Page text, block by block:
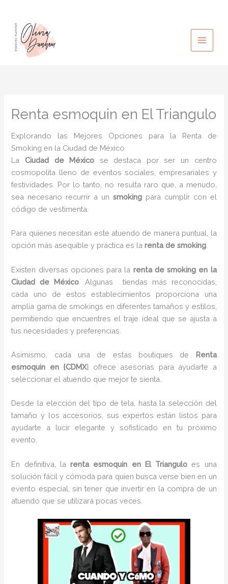
contenido
Renta esmoquin en El Triangulo
Explorando las Mejores Opciones para la Renta de
Smoking en la Ciudad de México
LaCiudad de México se destaca por ser un centro
cosmopolita lleno de eventos sociales, empresariales y
festividades. Por lo tanto, no resulta raro que, a menudo,
sea necesario recurrir a un smokingpara cumplir con el
código de vestimenta.
Para quienes necesitan este atuendo de manera puntual, la
opción más asequible y práctica es larenta de smoking
Existen diversas opciones para la renta de smoking en la
Ciudad de México . Algunas tiendas más reconocidas,
cada uno de estos establecimientos proporciona una
amplia gama de smokings en diferentes tamaños y estilos,
permitiendo que encuentres el traje ideal que se ajusta a
tus necesidades y preferencias.
Asimismo, cada una de estas boutiques de Renta
esmoquin en {CDMX} ofrece asesorías para ayudarte a
seleccionar el atuendo que mejor te sienta.
Desde la elección del tipo de tela, hasta la selección del
tamaño y los accesorios, sus expertos están listos para
ayudarte a lucir elegante y sofisticado en tu próximo
evento.
En definitiva, larenta esmoquin en El Triangulo es una
solución fácil y cómoda para quien busca verse bien en un
evento especial, sin tener que invertir en la compra de un
atuendo que se utilizará pocas veces.